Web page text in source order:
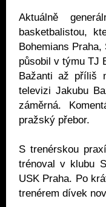
Aktuálně
basketbalistou,
Bohemians
působil v týmu TJ
Bažanti až příliš
televizi Jakubu
záměrná.
pražský přebor.
S trenérskou
trénoval v klubu
USK Praha. Po
trenérem dívek